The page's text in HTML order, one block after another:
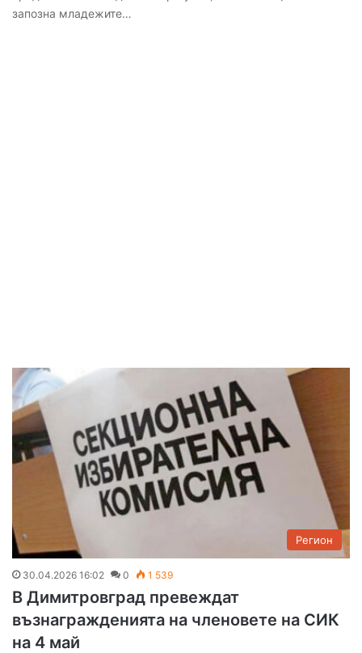
запозна младежите…
Регион
30.04.2026 16:02 0 1 539
В Димитровград превеждат
възнагражденията на членовете на СИК
на 4 май